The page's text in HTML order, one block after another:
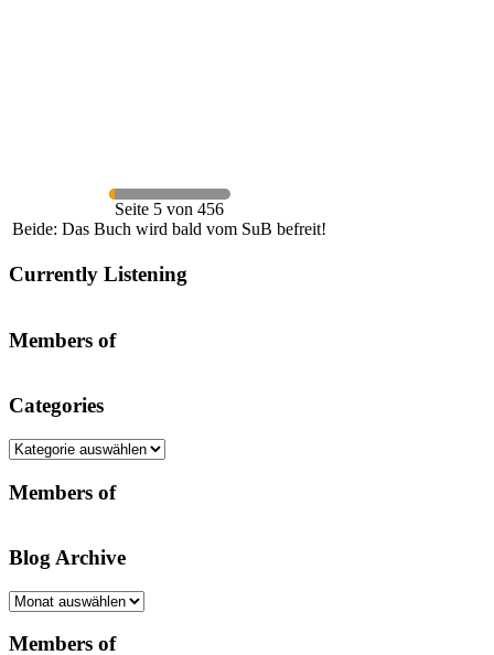
Seite 5 von 456
Beide: Das Buch wird bald vom SuB befreit!
Currently Listening
Members of
Categories
Categories
Members of
Blog Archive
Blog
Members of